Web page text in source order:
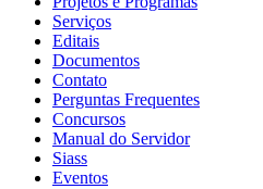
Serviços
Editais
Documentos
Contato
Perguntas Frequentes
Concursos
Manual do Servidor
Siass
Eventos